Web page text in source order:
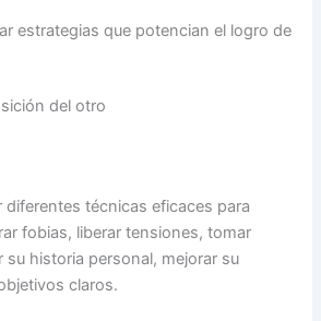
estrategias que potencian el logro de
del otro
diferentes técnicas eficaces para
fobias, liberar tensiones, tomar
su historia personal, mejorar su
claros.